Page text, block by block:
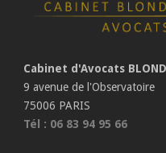
Cabinet d'Avocats
9 avenue de l'Observatoire
75006 PARIS
Tél : 06 83 94 95 66